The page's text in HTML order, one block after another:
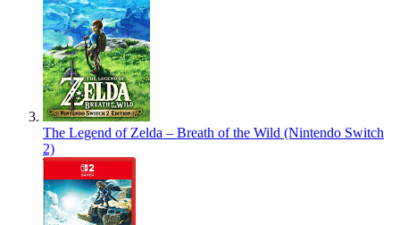
The Legend of Zelda – Breath of the Wild (Nintendo Switch
2)